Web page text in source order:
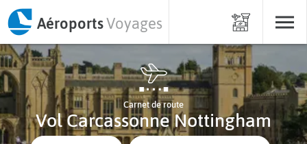
AéroportsVoyages
Carnet de route
Vol Carcassonne Nottingham